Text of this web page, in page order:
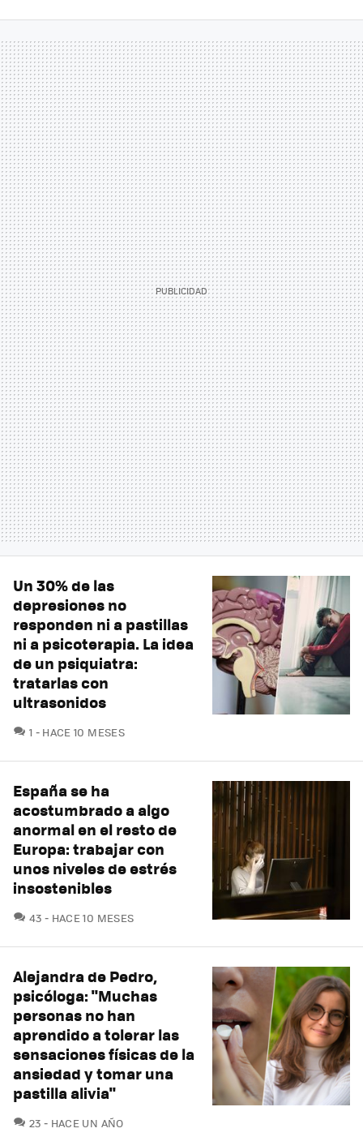
Un 30% de las
depresiones no
responden ni a pastillas
ni a psicoterapia. La idea
de un psiquiatra:
tratarlas con
ultrasonidos
1 COMENTARIOS
HACE 10 MESES
España se ha
acostumbrado a algo
anormal en el resto de
Europa: trabajar con
unos niveles de estrés
insostenibles
43 COMENTARIOS
HACE 10 MESES
Alejandra de Pedro,
psicóloga: "Muchas
personas no han
aprendido a tolerar las
sensaciones físicas de la
ansiedad y tomar una
pastilla alivia"
23 COMENTARIOS
HACE UN AÑO